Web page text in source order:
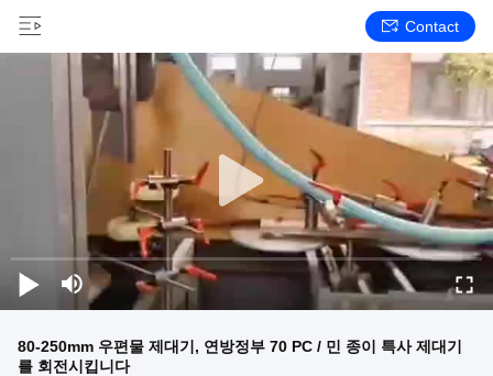
Contact
80-250mm 우편물 제대기, 연방정부 70 PC / 민 종이 특사 제대기
를 회전시킵니다